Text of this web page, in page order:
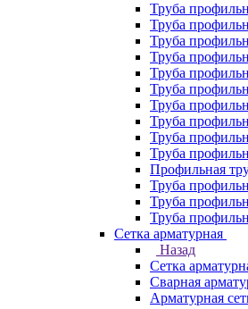
Труба
Труба
Труба
Труба
Труба
Труба
Труба
Труба
Труба
Труба
Профильная
Труба
Труба
Труба
Сетка арматурная
Назад
Сетка
Сварная
Арматурная